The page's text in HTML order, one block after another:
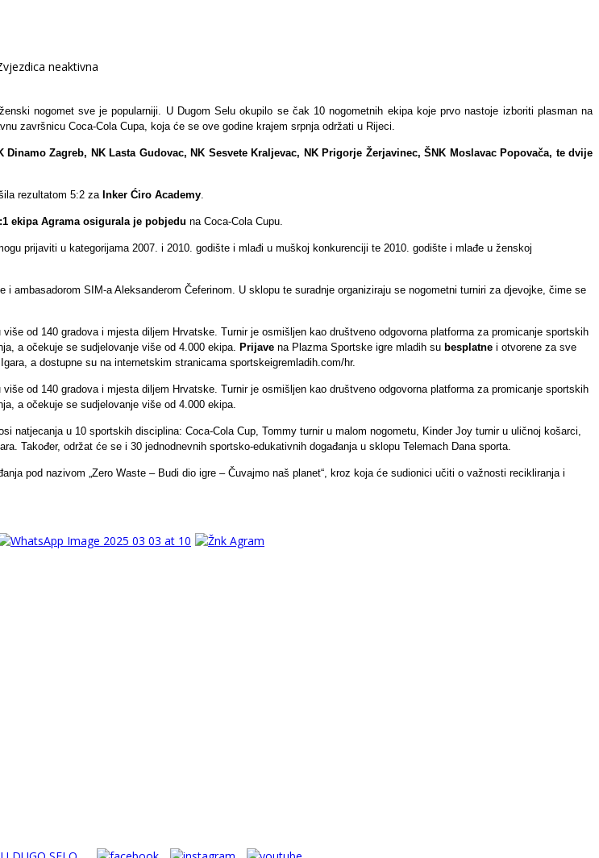
nogomet sve je popularniji. U Dugom Selu okupilo se čak 10 nogometnih ekipa koje prvo nastoje izboriti plasman na
završnicu Coca-Cola Cupa, koja će se ove godine krajem srpnja održati u Rijeci.
Dinamo Zagreb, NK Lasta Gudovac, NK Sesvete Kraljevac, NK Prigorje Žerjavinec, ŠNK Moslavac Popovača, te dvije
rezultatom 5:2 za Inker Ćiro Academy
ekipa Agrama osigurala je pobjedu na Coca-Cola Cupu.
prijaviti u kategorijama 2007. i 2010. godište i mlađi u muškoj konkurenciji te 2010. godište i mlađe u ženskoj
ambasadorom SIM-a Aleksanderom Čeferinom. U sklopu te suradnje organiziraju se nogometni turniri za djevojke, čime se
od 140 gradova i mjesta diljem Hrvatske. Turnir je osmišljen kao društveno odgovorna platforma za promicanje sportskih
a očekuje se sudjelovanje više od 4.000 ekipa.
Prijave na Plazma Sportske igre mladih su besplatne i otvorene za sve
a dostupne su na internetskim stranicama sportskeigremladih.com/hr.
od 140 gradova i mjesta diljem Hrvatske. Turnir je osmišljen kao društveno odgovorna platforma za promicanje sportskih
a očekuje se sudjelovanje više od 4.000 ekipa.
u 10 sportskih disciplina: Coca-Cola Cup, Tommy turnir u malom nogometu, Kinder Joy turnir u uličnoj košarci,
Također, održat će se i 30 jednodnevnih sportsko-edukativnih događanja u sklopu Telemach Dana sporta.
pod nazivom „Zero Waste – Budi dio igre – Čuvajmo naš planet“, kroz koja će sudionici učiti o važnosti recikliranja i